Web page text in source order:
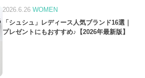
2026.6.26 WOMEN
「シュシュ」レディース人気ブランド16選｜
プレゼントにもおすすめ♪【2026年最新版】